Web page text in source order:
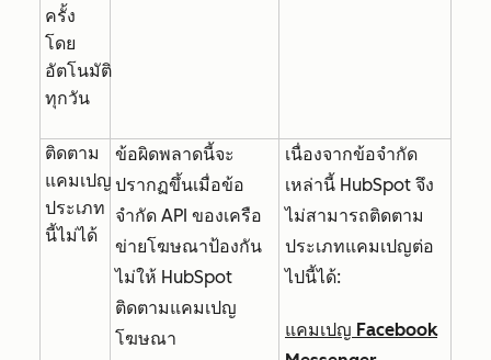
ครั้ง
โดย
อัตโนมัติ
ทุกวัน
ติดตาม
แคมเปญ
ประเภท
นี้ไม่ได้
ข้อผิดพลาดนี้จะ
ปรากฏขึ้นเมื่อข้อ
จำกัด API ของเครือ
ข่ายโฆษณาป้องกัน
ไม่ให้ HubSpot
ติดตามแคมเปญ
โฆษณา
เนื่องจากข้อจำกัด
เหล่านี้ HubSpot จึง
ไม่สามารถติดตาม
ประเภทแคมเปญต่อ
ไปนี้ได้:
แคมเปญ Facebook